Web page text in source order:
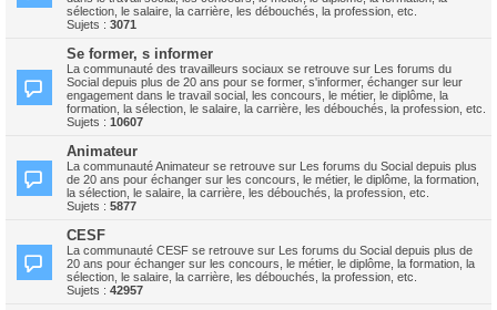
sélection, le salaire, la carrière, les débouchés, la profession, etc.
Sujets : 3071
Se former, s informer
La communauté des travailleurs sociaux se retrouve sur Les forums du
Social depuis plus de 20 ans pour se former, s'informer, échanger sur leur
engagement dans le travail social, les concours, le métier, le diplôme, la
formation, la sélection, le salaire, la carrière, les débouchés, la profession, etc.
Sujets : 10607
Animateur
La communauté Animateur se retrouve sur Les forums du Social depuis plus
de 20 ans pour échanger sur les concours, le métier, le diplôme, la formation,
la sélection, le salaire, la carrière, les débouchés, la profession, etc.
Sujets : 5877
CESF
La communauté CESF se retrouve sur Les forums du Social depuis plus de
20 ans pour échanger sur les concours, le métier, le diplôme, la formation, la
sélection, le salaire, la carrière, les débouchés, la profession, etc.
Sujets : 42957